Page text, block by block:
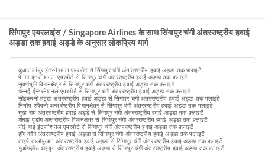
सिंगापुर एयरलाइंस / Singapore Airlines के साथ सिंगापुर चंगी अंतरराष्ट्रीय हवाई
अड्डा तक हवाई अड्डे के अनुसार लोकप्रिय मार्ग
कुआलालंपुर इंटरनेशनल एयरपोर्ट से सिंगापुर चंगी अंतरराष्ट्रीय हवाई अड्डा तक फ़्लाइटें
पेनांग इंटरनेशनल एयरपोर्ट से सिंगापुर चंगी अंतरराष्ट्रीय हवाई अड्डा तक फ़्लाइटें
सुवर्णभूमि विमानक्षेत्र से सिंगापुर चंगी अंतरराष्ट्रीय हवाई अड्डा तक फ़्लाइटें
चेन्नई ईन्टरनेशनल एयरपोर्ट से सिंगापुर चंगी अंतरराष्ट्रीय हवाई अड्डा तक फ़्लाइटें
सोइकरनो हट्टा अंतरराष्ट्रीय हवाई अड्डा से सिंगापुर चंगी अंतरराष्ट्रीय हवाई अड्डा तक फ़्लाइटें
निनॉय एक्विनो अन्तर्राष्ट्रीय विमानक्षेत्र से सिंगापुर चंगी अंतरराष्ट्रीय हवाई अड्डा तक फ़्लाइटें
गुरह राय अंतरराष्ट्रीय हवाई अड्डे से सिंगापुर चंगी अंतरराष्ट्रीय हवाई अड्डा तक फ़्लाइटें
शंघाई पुडोंग अन्तर्राष्ट्रीय विमानक्षेत्र से सिंगापुर चंगी अंतरराष्ट्रीय हवाई अड्डा तक फ़्लाइटें
नोई बाई इंटरनेशनल एयरपोर्ट से सिंगापुर चंगी अंतरराष्ट्रीय हवाई अड्डा तक फ़्लाइटें
हॉंग कॉंग अंतरराष्ट्रीय हवाई अड्डा से सिंगापुर चंगी अंतरराष्ट्रीय हवाई अड्डा तक फ़्लाइटें
ताइपे ताओयुआन अंतरराष्ट्रीय हवाई अड्डा से सिंगापुर चंगी अंतरराष्ट्रीय हवाई अड्डा तक फ़्लाइटें
गुआंगज़ोउ बाइयुन अंतरराष्ट्रीय हवाई अड्डा से सिंगापुर चंगी अंतरराष्ट्रीय हवाई अड्डा तक फ़्लाइटें